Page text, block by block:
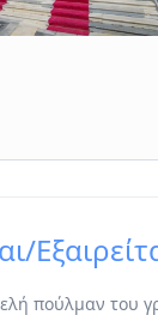
πούλμαν του